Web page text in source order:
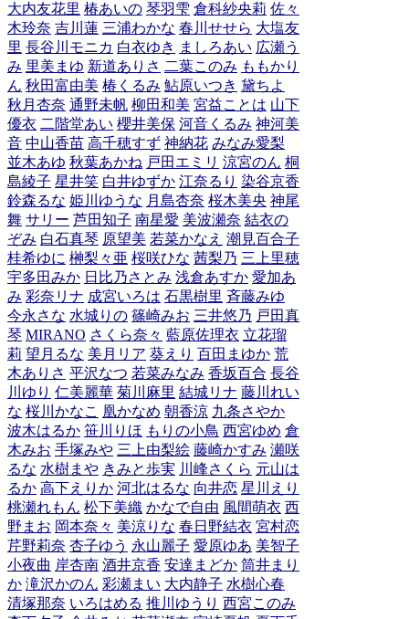
大内友花里 椿あいの 琴羽雫 倉科紗央莉 佐々
木玲奈 吉川蓮 三浦わかな 春川せせら 大塩友
里 長谷川モニカ 白衣ゆき ましろあい 広瀬う
み 里美まゆ 新道ありさ 二葉このみ ももかり
ん 秋田富由美 椿くるみ 鮎原いつき 黛ちよ
秋月杏奈 通野未帆 柳田和美 宮益ことは 山下
優衣 二階堂あい 櫻井美保 河音くるみ 神河美
音 中山香苗 高千穂すず 神納花 みなみ愛梨
並木あゆ 秋葉あかね 戸田エミリ 涼宮のん 桐
島綾子 星井笑 白井ゆずか 江奈るり 染谷京香
鈴森るな 姫川ゆうな 月島杏奈 桜木美央 神尾
舞 サリー 芦田知子 南星愛 美波瀬奈 結衣の
ぞみ 白石真琴 原望美 若菜かなえ 潮見百合子
桂希ゆに 榊梨々亜 桜咲ひな 茜梨乃 三上里穂
宇多田みか 日比乃さとみ 浅倉あすか 愛加あ
み 彩奈リナ 成宮いろは 石黒樹里 斉藤みゆ
今永さな 水城りの 篠崎みお 三井悠乃 戸田真
琴 MIRANO さくら奈々 藍原佐理衣 立花瑠
莉 望月るな 美月リア 葵えり 百田まゆか 荒
木ありさ 平沢なつ 若菜みなみ 香坂百合 長谷
川ゆり 仁美麗華 菊川麻里 結城リナ 藤川れい
な 桜川かなこ 凰かなめ 朝香涼 九条さやか
波木はるか 笹川りほ もりの小鳥 西宮ゆめ 倉
木みお 手塚みや 三上由梨絵 藤崎かすみ 瀬咲
るな 水樹まや きみと歩実 川峰さくら 元山は
るか 高下えりか 河北はるな 向井恋 星川えり
桃瀬れもん 松下美織 かなで自由 風間萌衣 西
野まお 岡本奈々 美涼りな 春日野結衣 宮村恋
芹野莉奈 杏子ゆう 永山麗子 愛原ゆあ 美智子
小夜曲 岸杏南 酒井京香 安達まどか 筒井まり
か 滝沢かのん 彩瀬まい 大内静子 水樹心春
清塚那奈 いろはめる 推川ゆうり 西宮このみ